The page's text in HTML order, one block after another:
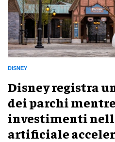
DISNEY
Disney registra
dei parchi
investimenti
artificiale